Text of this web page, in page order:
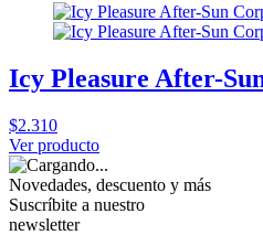
Icy Pleasure After-
$2.310
Ver producto
Novedades, descuento y más
Suscríbite a nuestro
newsletter